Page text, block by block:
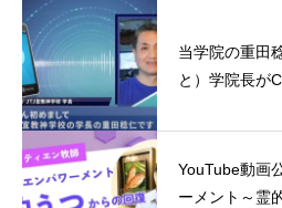
当学院の重田
と）学院長が
YouTube動画
ーメント～霊